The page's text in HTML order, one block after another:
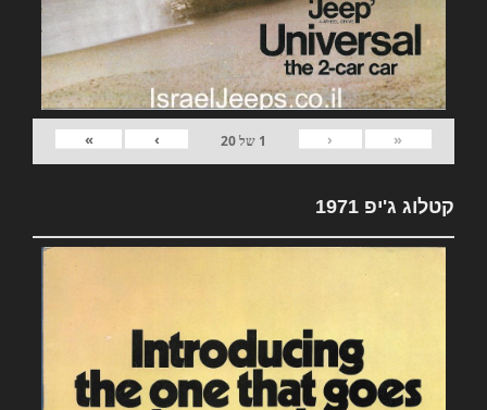
«
‹
1 של20
›
»
קטלוג ג'יפ 1971